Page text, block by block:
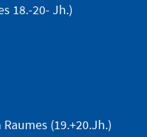
18.-20- Jh.)
(19.+20.Jh.)